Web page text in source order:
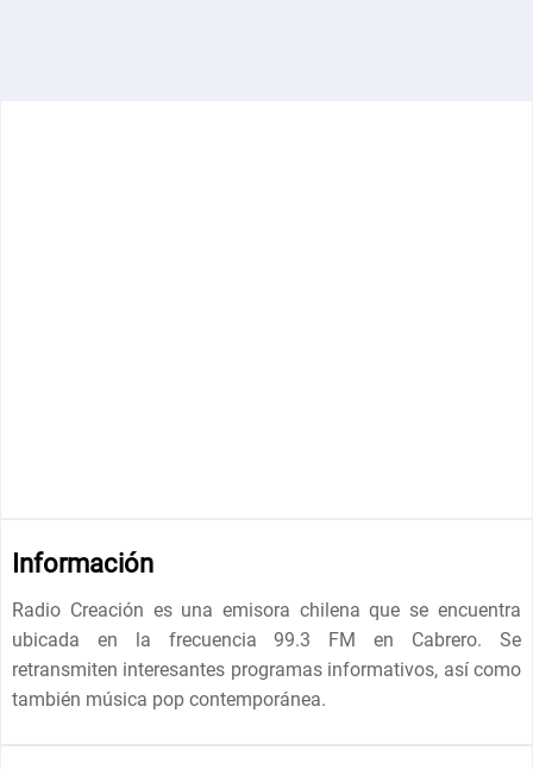
Información
Radio Creación es una emisora chilena que se encuentra
ubicada en la frecuencia 99.3 FM en Cabrero. Se
retransmiten interesantes programas informativos, así como
también música pop contemporánea.